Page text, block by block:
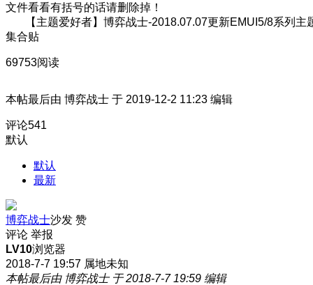
文件看看有括号的话请删除掉！
【主题爱好者】博弈战士-2018.07.07更新EMUI5/8系列主
集合贴
69753阅读
本帖最后由 博弈战士 于 2019-12-2 11:23 编辑
评论541
默认
默认
最新
博弈战士沙发 赞
评论 举报
LV10浏览器
2018-7-7 19:57 属地未知
本帖最后由 博弈战士 于 2018-7-7 19:59 编辑